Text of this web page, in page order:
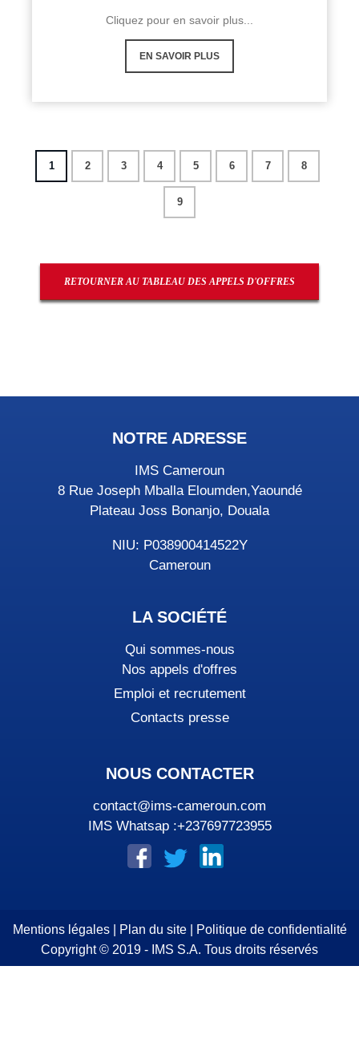
Cliquez pour en savoir plus...
EN SAVOIR PLUS
1 2 3 4 5 6 7 8
9
RETOURNER AU TABLEAU DES APPELS D'OFFRES
NOTRE ADRESSE
IMS Cameroun
8 Rue Joseph Mballa Eloumden,Yaoundé
Plateau Joss Bonanjo, Douala
NIU: P038900414522Y
Cameroun
LA SOCIÉTÉ
Qui sommes-nous
Nos appels d'offres
Emploi et recrutement
Contacts presse
NOUS CONTACTER
contact@ims-cameroun.com
IMS Whatsap :+237697723955
Mentions légales| Plan du site|
Politique de confidentialité
Copyright © 2019 - IMS S.A. Tous droits réservés